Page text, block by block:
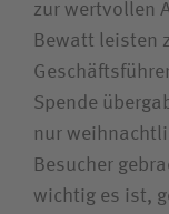
zur wertvollen
Bewatt leisten
Spende
nur
Besucher
wichtig es ist,